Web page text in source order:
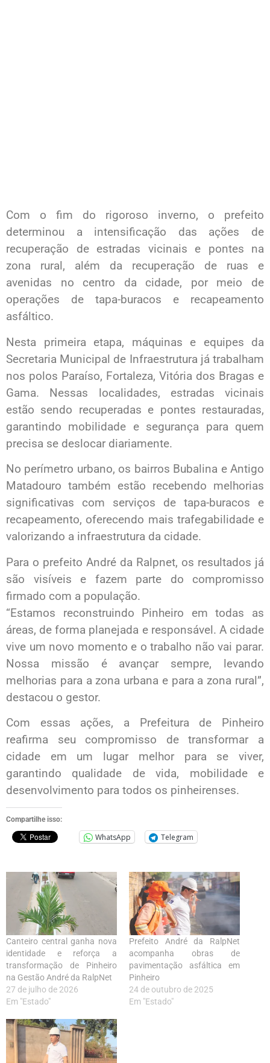
Com o fim do rigoroso inverno, o prefeito
determinou a intensificação das ações de
recuperação de estradas vicinais e pontes na
zona rural, além da recuperação de ruas e
avenidas no centro da cidade, por meio de
operações de tapa-buracos e recapeamento
asfáltico.
Nesta primeira etapa, máquinas e equipes da
Secretaria Municipal de Infraestrutura já trabalham
nos polos Paraíso, Fortaleza, Vitória dos Bragas e
Gama. Nessas localidades, estradas vicinais
estão sendo recuperadas e pontes restauradas,
garantindo mobilidade e segurança para quem
precisa se deslocar diariamente.
No perímetro urbano, os bairros Bubalina e Antigo
Matadouro também estão recebendo melhorias
significativas com serviços de tapa-buracos e
recapeamento, oferecendo mais trafegabilidade e
valorizando a infraestrutura da cidade.
Para o prefeito André da Ralpnet, os resultados já
são visíveis e fazem parte do compromisso
firmado com a população.
“Estamos reconstruindo Pinheiro em todas as
áreas, de forma planejada e responsável. A cidade
vive um novo momento e o trabalho não vai parar.
Nossa missão é avançar sempre, levando
melhorias para a zona urbana e para a zona rural”,
destacou o gestor.
Com essas ações, a Prefeitura de Pinheiro
reafirma seu compromisso de transformar a
cidade em um lugar melhor para se viver,
garantindo qualidade de vida, mobilidade e
desenvolvimento para todos os pinheirenses.
Compartilhe isso:
WhatsApp Telegram
Canteiro central ganha nova
identidade e reforça a
transformação de Pinheiro
na Gestão André da RalpNet
27 de julho de 2026
Em "Estado"
Prefeito André da RalpNet
acompanha obras de
pavimentação asfáltica em
Pinheiro
24 de outubro de 2025
Em "Estado"